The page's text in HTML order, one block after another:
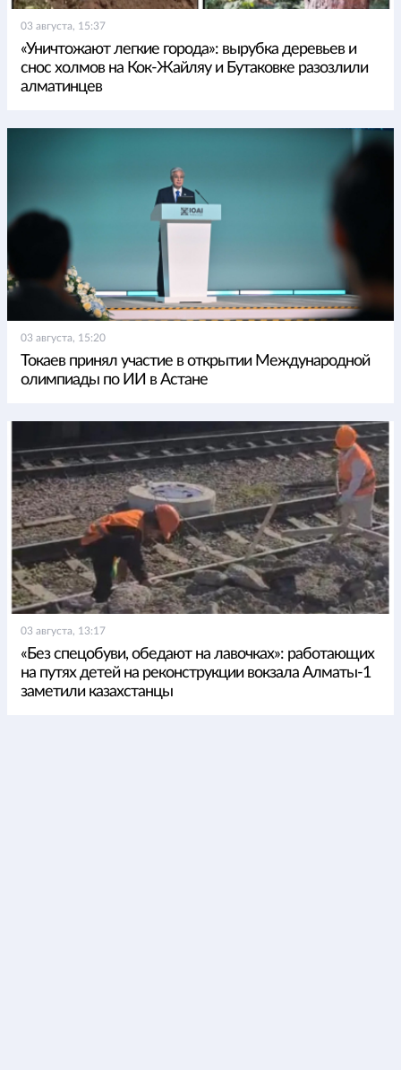
03 августа, 15:37
«Уничтожают легкие города»: вырубка деревьев и
снос холмов на Кок-Жайляу и Бутаковке разозлили
алматинцев
03 августа, 15:20
Токаев принял участие в открытии Международной
олимпиады по ИИ в Астане
03 августа, 13:17
«Без спецобуви, обедают на лавочках»: работающих
на путях детей на реконструкции вокзала Алматы-1
заметили казахстанцы